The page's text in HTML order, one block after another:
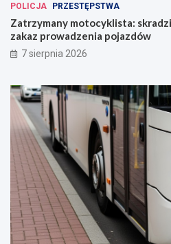
POLICJA PRZESTĘPSTWA
Zatrzymany motocyklista:
zakaz prowadzenia pojazdów
7 sierpnia 2026